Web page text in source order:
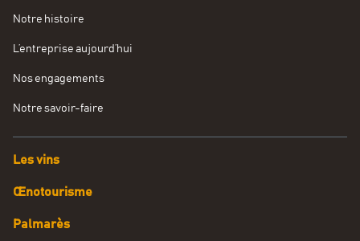
Notre histoire
L’entreprise aujourd’hui
Nos engagements
Notre savoir-faire
Les vins
Œnotourisme
Palmarès